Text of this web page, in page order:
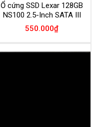
Ổ cứng SSD Lexar 128GB
NS100 2.5-Inch SATA III
550.000₫